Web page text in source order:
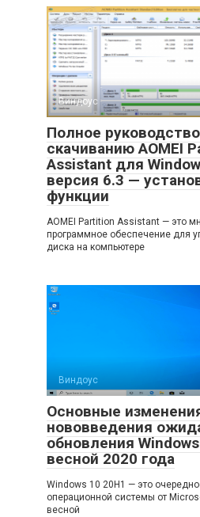
Виндоус
Полное
скачиванию AOMEI
Assistant для
версия 6.3 —
функции
AOMEI Partition Assistant — это
программное обеспечение для
диска на компьютере
Виндоус
Основные
нововведения
обновления
весной 2020 года
Windows 10 20H1 — это
операционной системы от
весной